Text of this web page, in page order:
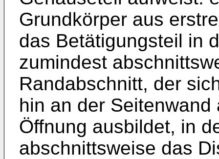
Grundkörper aus
das Betätigungsteil in
zumindest
Randabschnitt, der
hin an der
Öffnung ausbildet, in
abschnittsweise das